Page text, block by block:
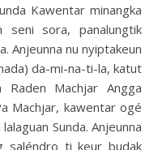
Kawentar minangka
seni sora, panalungtik
Anjeunna nu nyiptakeun
da-mi-na-ti-la, katut
Machjar Angga
Machjar, kawentar ogé
Sunda. Anjeunna
saléndro ti keur budak